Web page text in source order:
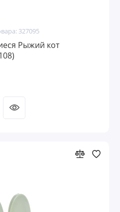
327095
Рыжий кот